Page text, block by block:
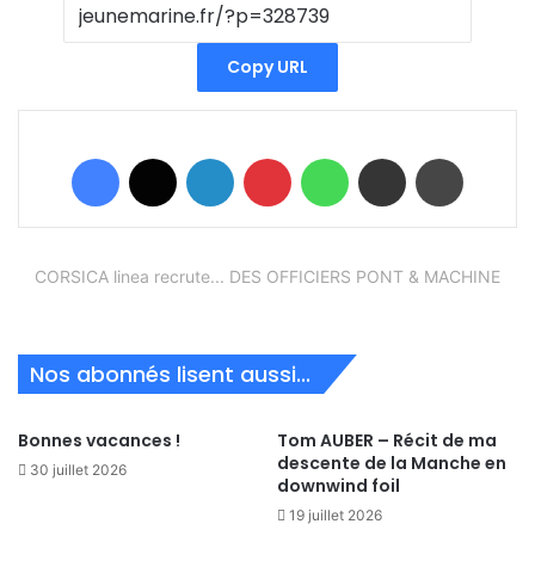
Copy URL
Facebook Linkedin Pinterest WhatsAppPartager par email
CORSICA linea recrute... DES OFFICIERS PONT & MACHINE
Nos abonnés lisent aussi...
Bonnes vacances !
30 juillet 2026
Tom AUBER – Récit de ma
descente de la Manche en
downwind foil
19 juillet 2026